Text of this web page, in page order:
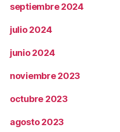
septiembre 2024
julio 2024
junio 2024
noviembre 2023
octubre 2023
agosto 2023